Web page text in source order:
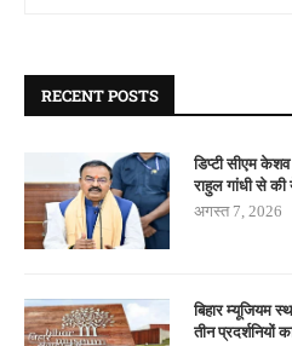
RECENT POSTS
डिप्टी सीएम केशव
राहुल गांधी से की
अगस्त 7, 2026
बिहार म्यूजियम
तीन प्रदर्शनियों